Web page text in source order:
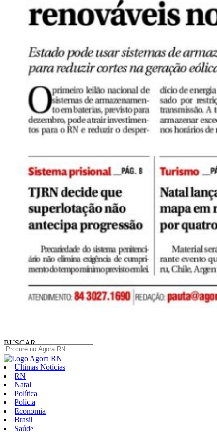
BUSCAR
Últimas Notícias
RN
Natal
Política
Polícia
Economia
Brasil
Saúde